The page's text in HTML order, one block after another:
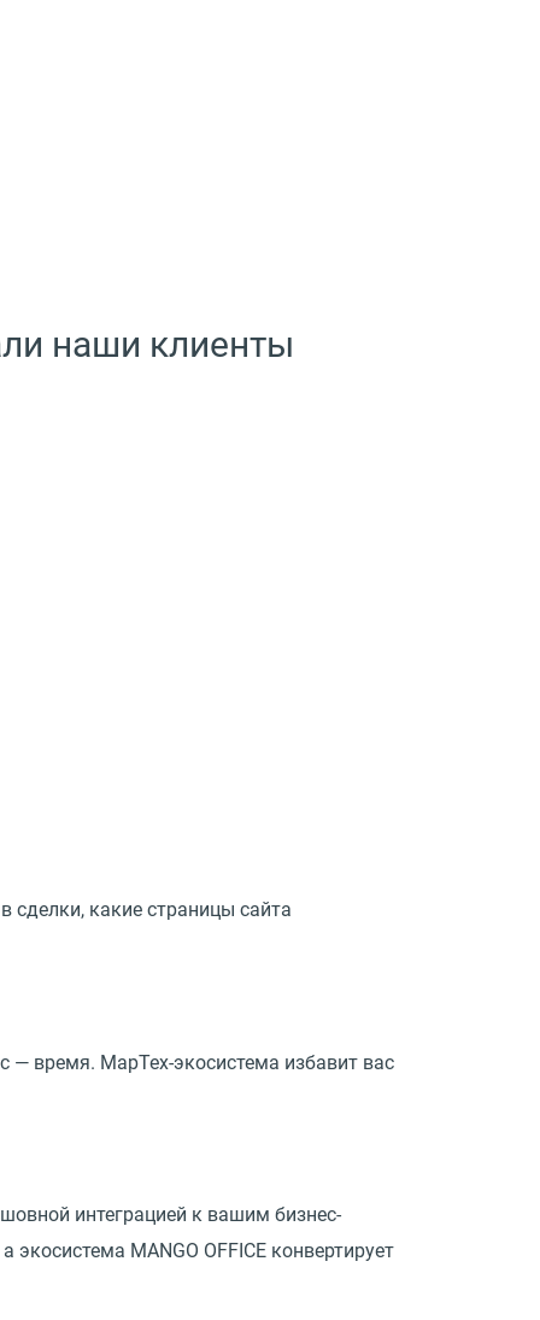
наши клиенты
какие страницы сайта
— время. МарТех-экосистема избавит вас
интеграцией к вашим бизнес-
MANGO OFFICE конвертирует